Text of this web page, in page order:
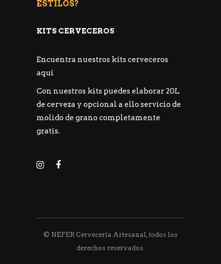
ESTILOS?
KITS CERVECEROS
Encuentra nuestros kits cerveceros
aquí
Con nuestros kits puedes elaborar 20L
de cerveza y opcional a ello servicio de
molido de grano completamente
gratis.
© NEFER Cervecería Artesanal, todos los
derechos reservados.